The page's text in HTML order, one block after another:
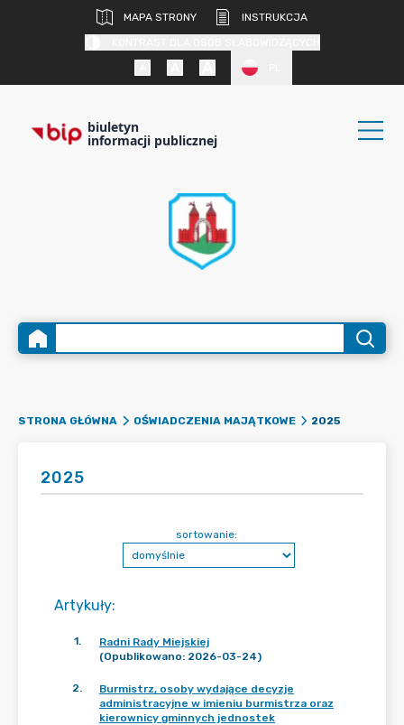
MAPA STRONY
INSTRUKCJA
biuletyn
informacji publicznej
STRONA GŁÓWNA OŚWIADCZENIA MAJĄTKOWE 2025
2025
Artykuły:
sortowanie:
1.
Radni Rady Miejskiej
(Opublikowano: 2026-03-24)
2.
Burmistrz, osoby wydające decyzje
administracyjne w imieniu burmistrza oraz
kierownicy gminnych jednostek